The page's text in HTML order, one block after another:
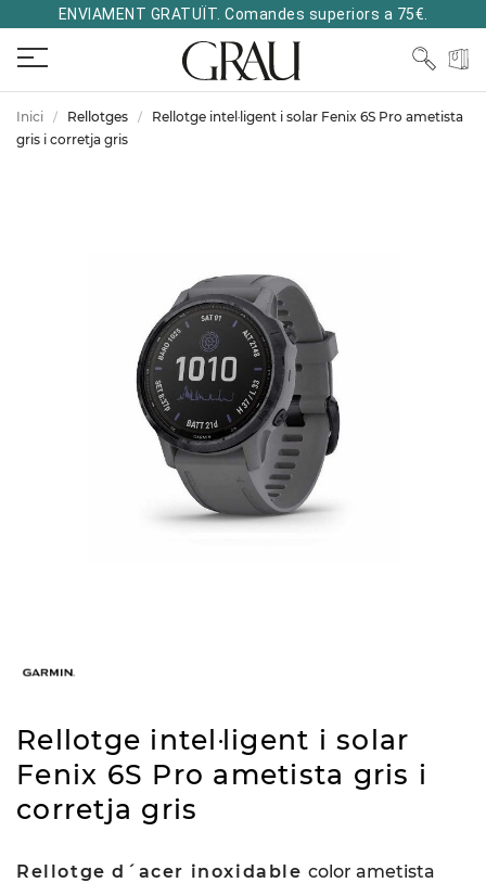
ENVIAMENT GRATUÏT. Comandes superiors a 75€.
Inici Rellotges
Rellotge intel·ligent i solar Fenix 6S Pro ametista
gris i corretja gris
Rellotge intel·ligent i solar
Fenix 6S Pro ametista gris i
corretja gris
Rellotge d´acer inoxidablecolor ametista